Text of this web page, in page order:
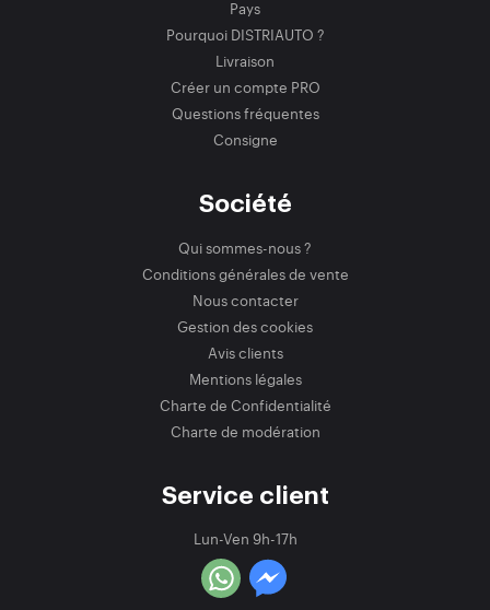
Pays
Pourquoi DISTRIAUTO ?
Livraison
Créer un compte PRO
Questions fréquentes
Consigne
Société
Qui sommes-nous ?
Conditions générales de vente
Nous contacter
Gestion des cookies
Avis clients
Mentions légales
Charte de Confidentialité
Charte de modération
Service client
Lun-Ven 9h-17h